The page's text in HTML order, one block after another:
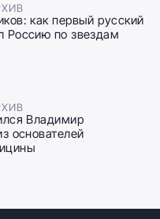
как первый русский
Россию по звездам
Владимир
основателей